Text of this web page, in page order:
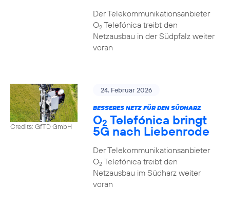
Der Telekommunikationsanbieter
O2Telefónica treibt den
Netzausbau in der Südpfalz weiter
voran
Credits: GfTD GmbH
24. Februar 2026
BESSERES NETZ FÜR DEN SÜDHARZ
O2 Telefónica bringt
5G nach Liebenrode
Der Telekommunikationsanbieter
O2Telefónica treibt den
Netzausbau im Südharz weiter
voran